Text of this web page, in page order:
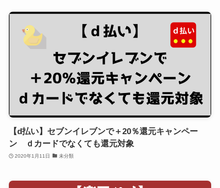
【d払い】セブンイレブンで＋20％還元キャンペー
ン ｄカードでなくても還元対象
2020年1月11日 未分類